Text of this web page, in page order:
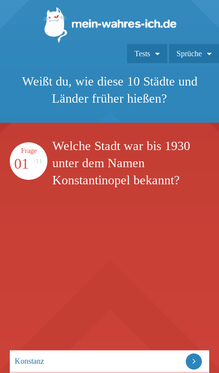
Tests Sprüche
Weißt du, wie diese 10 Städte und
Länder früher hießen?
Frage
01 /11
Welche Stadt war bis 1930
unter dem Namen
Konstantinopel bekannt?
Konstanz